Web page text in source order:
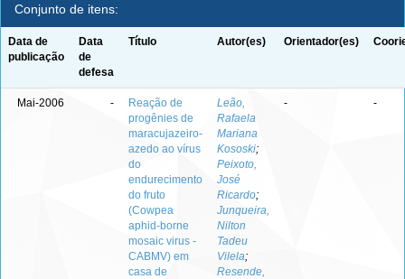
Conjunto de itens:
Data de
publicação
Data
de
defesa
Título Autor(es) Orientador(es)
Mai-2006 -
Reação de
progênies de
maracujazeiro-
azedo ao vírus
do
endurecimento
do fruto
(Cowpea
aphid-borne
mosaic virus -
CABMV) em
casa de
Leão,
Rafaela
Mariana
Kososki;
Peixoto,
José
Ricardo;
Junqueira,
Nilton
Tadeu
Vilela;
Resende,
- -